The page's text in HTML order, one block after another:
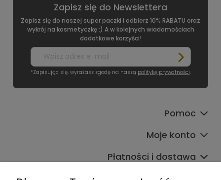
Zapisz się do Newslettera
Zapisz się do naszej super paczki i odbierz 10% RABATU oraz
wykrój na kosmetyczkę :) A w kolejnych wiadomościach
dodatkowe korzyści!
*Zapisując się, wyrażasz zgodę na naszą politykę prywatności.
Pomoc
Moje konto
Płatności i dostawa